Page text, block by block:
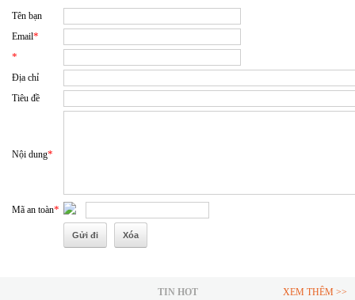
Tên bạn
Email*
*
Địa chỉ
Tiêu đề
Nội dung*
Mã an toàn*
TIN HOT XEM THÊM >>